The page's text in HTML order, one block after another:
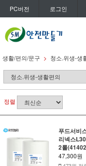
PC버전 로그인
생활/편의/문구 청소.위생-생
정렬
푸드서비
리넥스
2롤
47,300원